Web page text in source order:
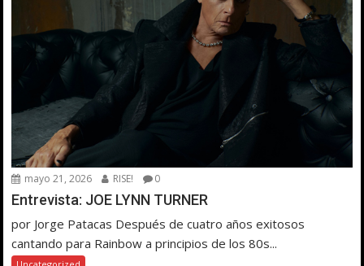
mayo 21, 2026 RISE! 0
Entrevista: JOE LYNN TURNER
por Jorge Patacas Después de cuatro años exitosos
cantando para Rainbow a principios de los 80s...